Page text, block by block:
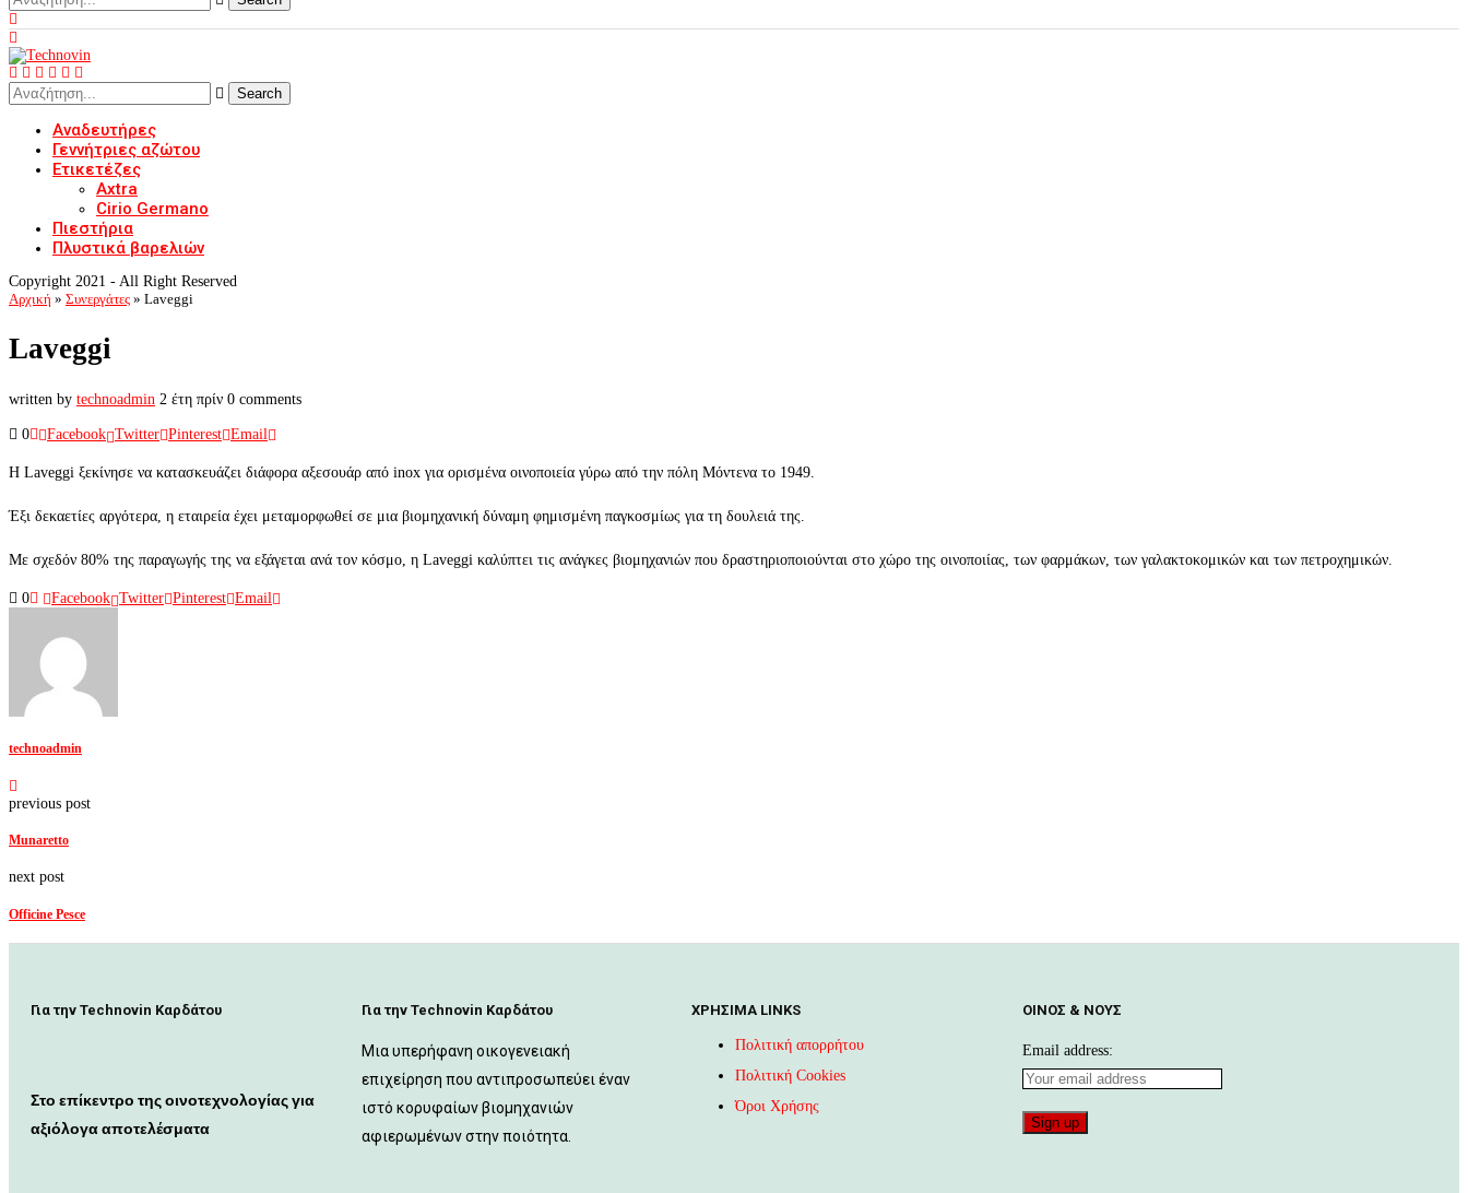
Search
Αναδευτήρες
Γεννήτριες αζώτου
Ετικετέζες
Axtra
Cirio Germano
Πιεστήρια
Πλυστικά βαρελιών
Copyright 2021 - All Right Reserved
Αρχική » Συνεργάτες » Laveggi
Laveggi
written by technoadmin 2 έτη πρίν 0 comments
0 Facebook Twitter Pinterest Email
H Laveggi ξεκίνησε να κατασκευάζει διάφορα αξεσουάρ από inox για ορισμένα οινοποιεία γύρω από την πόλη Μόντενα το 1949.
Έξι δεκαετίες αργότερα, η εταιρεία έχει μεταμορφωθεί σε μια βιομηχανική δύναμη φημισμένη παγκοσμίως για τη δουλειά της.
Με σχεδόν 80% της παραγωγής της να εξάγεται ανά τον κόσμο, η Laveggi καλύπτει τις ανάγκες βιομηχανιών που δραστηριοποιούνται στο χώρο της οινοποιίας, των φαρμάκων, των γαλακτοκομικών και των πετροχημικών.
0 Facebook Twitter Pinterest Email
technoadmin
previous post
Munaretto
next post
Officine Pesce
Για την Technovin Καρδάτου
Στο επίκεντρο της οινοτεχνολογίας για
αξιόλογα αποτελέσματα
Για την Technovin Καρδάτου
Μια υπερήφανη οικογενειακή
επιχείρηση που αντιπροσωπεύει έναν
ιστό κορυφαίων βιομηχανιών
αφιερωμένων στην ποιότητα.
ΧΡΉΣΙΜΑ LINKS
Πολιτική απορρήτου
Πολιτική Cookies
Όροι Χρήσης
ΟΊΝΟΣ & ΝΟΥΣ
Email address: